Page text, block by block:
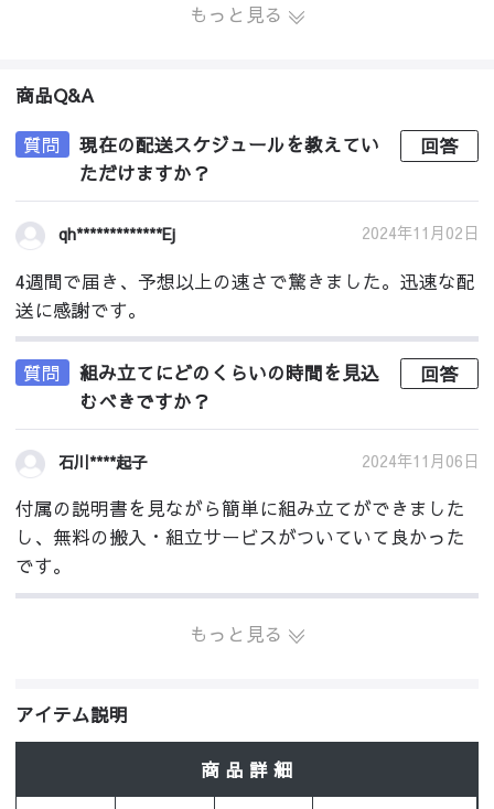
もっと見る
商品Q&A
質問
現在の配送スケジュールを教えてい
ただけますか？
回答
qh*************Ej 2024年11月02日
4週間で届き、予想以上の速さで驚きました。迅速な配
送に感謝です。
質問
組み立てにどのくらいの時間を見込
むべきですか？
回答
石川****起子 2024年11月06日
付属の説明書を見ながら簡単に組み立てができました
し、無料の搬入・組立サービスがついていて良かった
です。
もっと見る
アイテム説明
商 品 詳 細